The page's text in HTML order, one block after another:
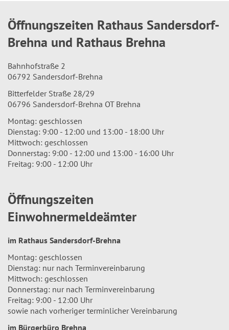
Öffnungszeiten Rathaus Sandersdorf-
Brehna und Rathaus Brehna
Bahnhofstraße 2
06792 Sandersdorf-Brehna
Bitterfelder Straße 28/29
06796 Sandersdorf-Brehna OT Brehna
Montag: geschlossen
Dienstag: 9:00 - 12:00 und 13:00 - 18:00 Uhr
Mittwoch: geschlossen
Donnerstag: 9:00 - 12:00 und 13:00 - 16:00 Uhr
Freitag: 9:00 - 12:00 Uhr
Öffnungszeiten
Einwohnermeldeämter
im Rathaus Sandersdorf-Brehna
Montag: geschlossen
Dienstag: nur nach Terminvereinbarung
Mittwoch: geschlossen
Donnerstag: nur nach Terminvereinbarung
Freitag: 9:00 - 12:00 Uhr
sowie nach vorheriger terminlicher Vereinbarung
im Bürgerbüro Brehna